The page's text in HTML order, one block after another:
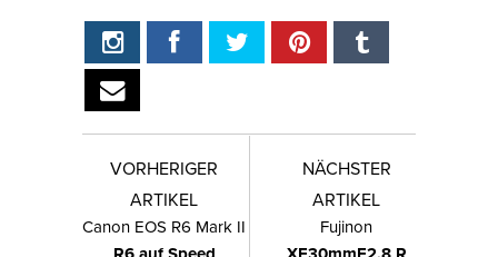
VORHERIGER
ARTIKEL
Canon EOS R6 Mark II
NÄCHSTER
ARTIKEL
Fujinon